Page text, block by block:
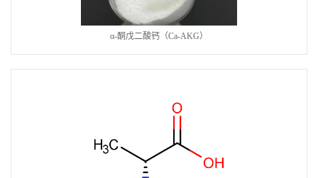
α-酮戊二酸钙（Ca-AKG）